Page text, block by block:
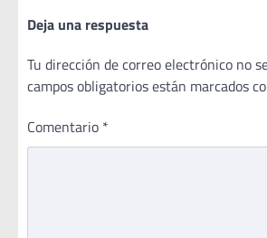
Deja una respuesta
Tu dirección de correo electrónico no
campos obligatorios están marcados
Comentario *